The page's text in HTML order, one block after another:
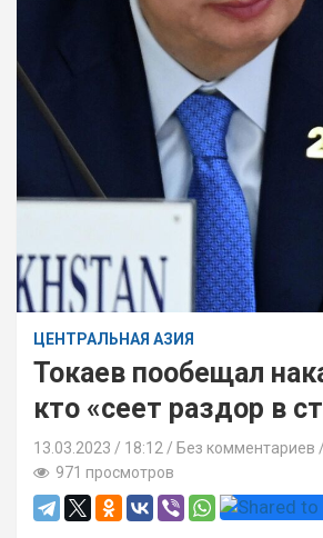
ЦЕНТРАЛЬНАЯ АЗИЯ
Токаев пообещал
кто «сеет раздор в
13.03.2023 18:12 / Без комментариев
971 просмотров